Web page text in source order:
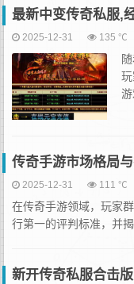
最新中变传奇私服,
2025-12-31 135 ℃
游
传奇手游市场格局
2025-12-31 111 ℃
在传奇手游领域，玩家
行第一的评判标准，并
新开传奇私服合击